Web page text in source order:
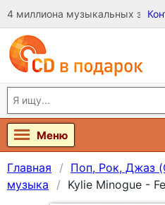
4 миллиона музыкальных
Меню
Главная Поп, Рок, Джаз
музыка
Kylie Minogue -